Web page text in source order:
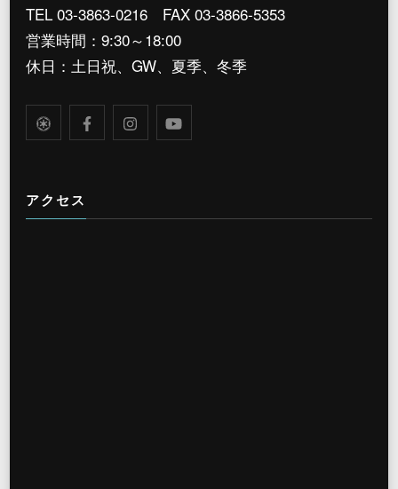
TEL 03-3863-0216 FAX 03-3866-5353
営業時間：9:30～18:00
休日：土日祝、GW、夏季、冬季
アクセス